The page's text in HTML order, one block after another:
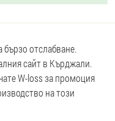
бързо отслабване.
сайт в Кърджали.
W-loss за промоция
на този